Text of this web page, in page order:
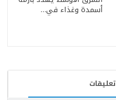
أسمدة وغذاء في…
تعليقات